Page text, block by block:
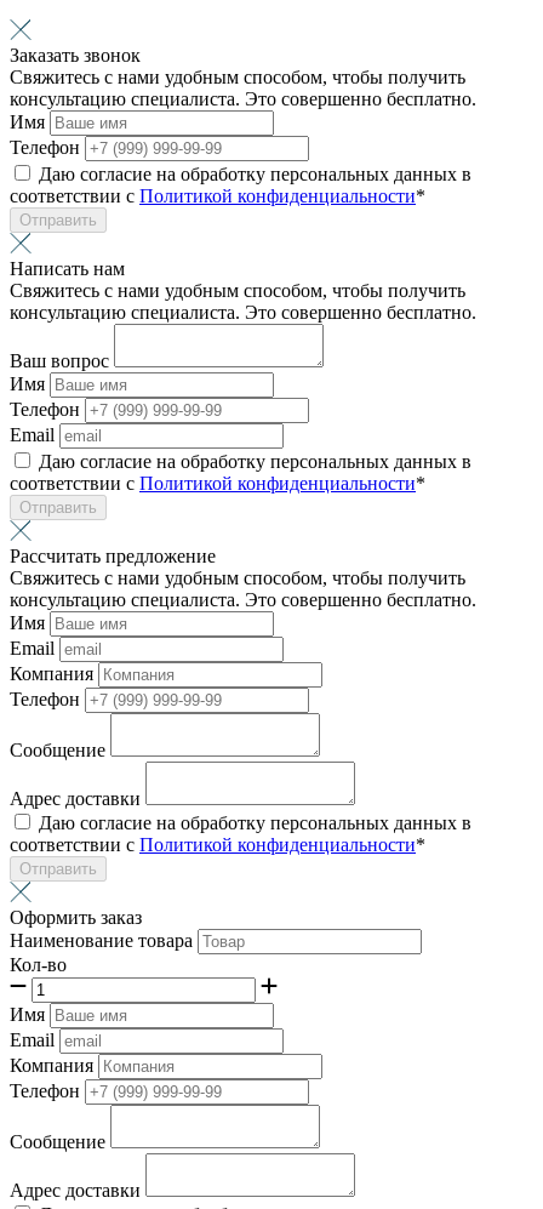
Заказать звонок
Свяжитесь с нами удобным способом, чтобы получить
консультацию специалиста. Это совершенно бесплатно.
Имя
Телефон
Даю согласие на обработку персональных данных в
соответствии с Политикой конфиденциальности*
Отправить
Написать нам
Свяжитесь с нами удобным способом, чтобы получить
консультацию специалиста. Это совершенно бесплатно.
Ваш вопрос
Имя
Телефон
Email
Даю согласие на обработку персональных данных в
соответствии с Политикой конфиденциальности*
Отправить
Рассчитать предложение
Свяжитесь с нами удобным способом, чтобы получить
консультацию специалиста. Это совершенно бесплатно.
Имя
Email
Компания
Телефон
Сообщение
Адрес доставки
Даю согласие на обработку персональных данных в
соответствии с Политикой конфиденциальности*
Отправить
Оформить заказ
Наименование товара
Кол-во
Имя
Email
Компания
Телефон
Сообщение
Адрес доставки